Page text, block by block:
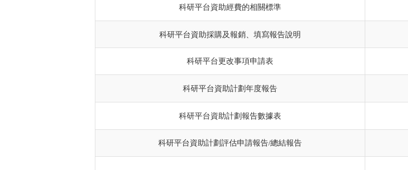
科研平台資助經費的相關標準
科研平台資助採購及報銷、填寫報告說明
科研平台更改事項申請表
科研平台資助計劃年度報告
科研平台資助計劃報告數據表
科研平台資助計劃評估申請報告/總結報告